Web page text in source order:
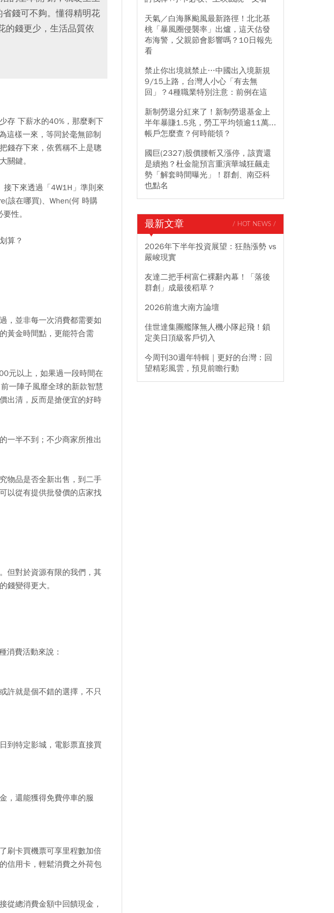
錢可不夠。懂得精明花
的錢更少，生活品質依
存 下薪水的40%，那麼剩下
這樣一來，等同於毫無節制
錢存下來，依舊稱不上是聰
關鍵。
下來透過「4W1H」準則來
該在哪買)、When(何 時購
性。
算？
，並非每一次消費都需要如
黃金時間點，更能符合需
元以上，如果過一段時間在
一陣子風靡全球的新款智慧
出清，反而是搶便宜的好時
一半不到；不少商家所推出
物品是否全新出售，到二手
以從有提供批發價的店家找
但對於資源有限的我們，其
錢變得更大。
消費活動來說：
許就是個不錯的選擇，不只
到特定影城，電影票直接買
，還能獲得免費停車的服
刷卡買機票可享里程數加倍
信用卡，輕鬆消費之外荷包
從總消費金額中回饋現金，
天氣／白海豚颱風最新路徑！北北基
桃「暴風圈侵襲率」出爐，這天估發
布海警，父親節會影響嗎？10日報先
看
禁止你出境就禁止…中國出入境新規
9/15上路，台灣人小心「有去無
回」？4種職業特別注意：前例在這
新制勞退分紅來了！新制勞退基金上
半年暴賺1.5兆，勞工平均領逾11萬...
帳戶怎麼查？何時能領？
國巨(2327)股價腰斬又漲停，該賣還
是續抱？杜金龍預言重演華城狂飆走
勢「解套時間曝光」！群創、南亞科
也點名
最新文章 / HOT NEWS /
2026年下半年投資展望：狂熱漲勢 vs
嚴峻現實
友達二把手柯富仁裸辭內幕！「落後
群創」成最後稻草？
2026前進大南方論壇
佳世達集團艦隊無人機小隊起飛！鎖
定美日頂級客戶切入
今周刊30週年特輯｜更好的台灣：回
望精彩風雲，預見前瞻行動